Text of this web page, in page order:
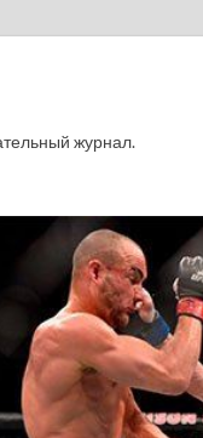
журнал.